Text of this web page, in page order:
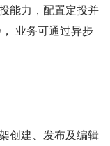
能力，配置定投并
业务可通过异步
创建、发布及编辑